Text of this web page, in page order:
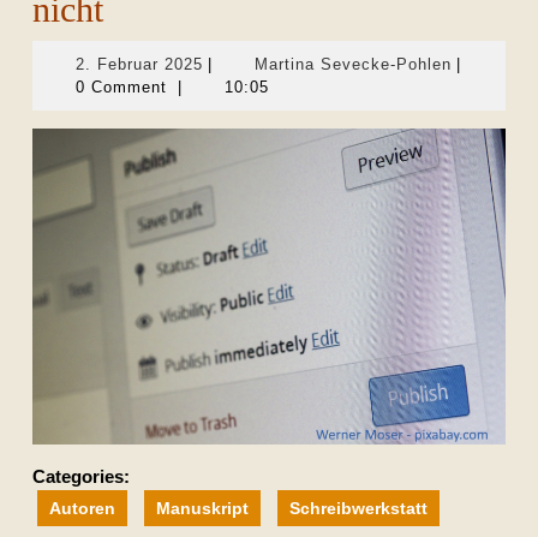
nicht
2. Februar 2025 2.
Februar
Martina Sevecke-PohlenMartina
0 Comment
10:05
Categories:
Autoren Manuskript Schreibwerkstatt